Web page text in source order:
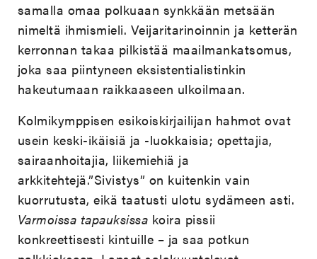
samalla omaa polkuaan synkkään metsään
nimeltä ihmismieli. Veijaritarinoinnin ja ketterän
kerronnan takaa pilkistää maailmankatsomus,
joka saa piintyneen eksistentialistinkin
hakeutumaan raikkaaseen ulkoilmaan.
Kolmikymppisen esikoiskirjailijan hahmot ovat
usein keski-ikäisiä ja -luokkaisia; opettajia,
sairaanhoitajia, liikemiehiä ja
arkkitehtejä.”Sivistys” on kuitenkin vain
kuorrutusta, eikä taatusti ulotu sydämeen asti.
Varmoissa tapauksissa koira pissii
konkreettisesti kintuille – ja saa potkun